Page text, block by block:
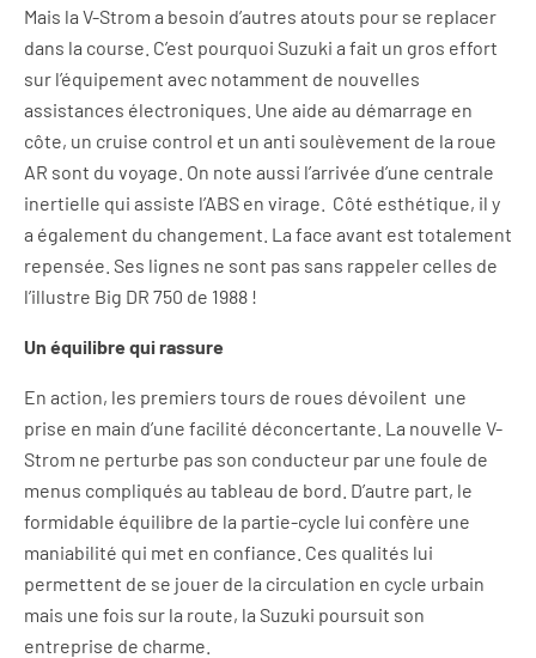
Mais la V-Strom a besoin d’autres atouts pour se replacer
dans la course. C’est pourquoi Suzuki a fait un gros effort
sur l’équipement avec notamment de nouvelles
assistances électroniques. Une aide au démarrage en
côte, un cruise control et un anti soulèvement de la roue
AR sont du voyage. On note aussi l’arrivée d’une centrale
inertielle qui assiste l’ABS en virage. Côté esthétique, il y
a également du changement. La face avant est totalement
repensée. Ses lignes ne sont pas sans rappeler celles de
l’illustre Big DR 750 de 1988 !
Un équilibre qui rassure
En action, les premiers tours de roues dévoilent une
prise en main d’une facilité déconcertante. La nouvelle V-
Strom ne perturbe pas son conducteur par une foule de
menus compliqués au tableau de bord. D’autre part, le
formidable équilibre de la partie-cycle lui confère une
maniabilité qui met en confiance. Ces qualités lui
permettent de se jouer de la circulation en cycle urbain
mais une fois sur la route, la Suzuki poursuit son
entreprise de charme.